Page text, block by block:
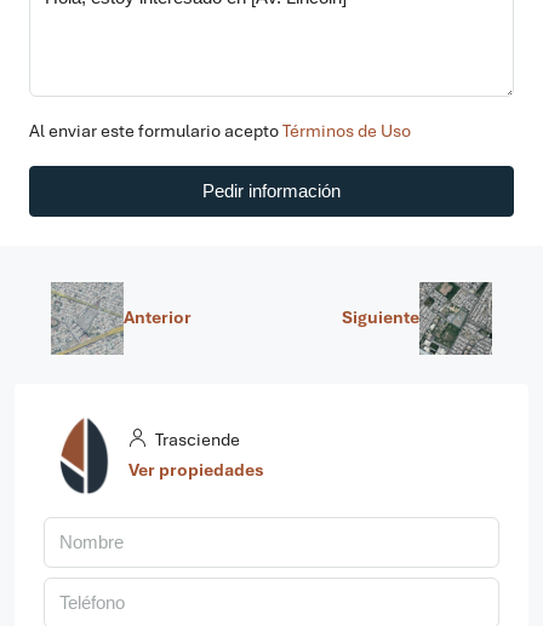
Al enviar este formulario aceptoTérminos de Uso
Pedir información
Anterior Siguiente
Trasciende
Ver propiedades